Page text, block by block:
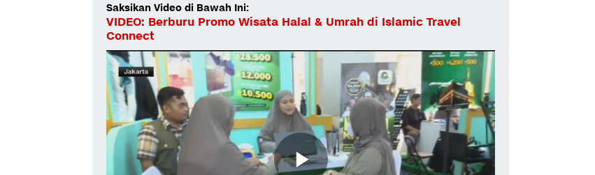
Saksikan Video di Bawah Ini:
VIDEO: Berburu Promo Wisata Halal & Umrah di Islamic Travel
Connect